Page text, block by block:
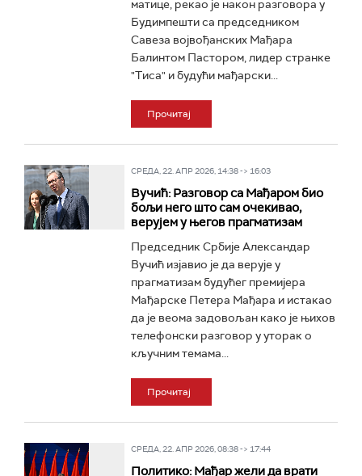
матице, рекао је након разговора у
Будимпешти са председником
Савеза војвођанских Мађара
Балинтом Пастором, лидер странке
"Тиса" и будући мађарски...
Прочитај
СРЕДА, 22. АПР 2026, 14:38 -> 16:03
Вучић: Разговор са Мађаром био
бољи него што сам очекивао,
верујем у његов прагматизам
Председник Србије Александар
Вучић изјавио је да верује у
прагматизам будућег премијера
Мађарске Петера Мађара и истакао
да је веома задовољан како је њихов
телефонски разговор у уторак о
кључним темама...
Прочитај
СРЕДА, 22. АПР 2026, 08:38 -> 17:44
Политико: Мађар жели да врати